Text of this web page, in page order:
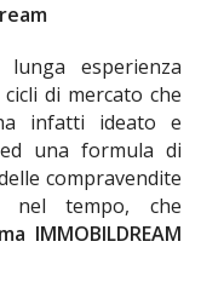
esperienza
di mercato che
infatti ideato e
una formula di
compravendite
nel tempo, che
IMMOBILDREAM